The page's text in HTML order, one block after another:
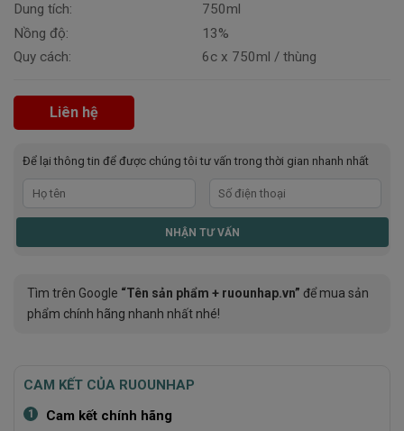
Dung tích:
Nồng độ:
Quy cách:
750ml
13%
6c x 750ml / thùng
Liên hệ
Để lại thông tin để được chúng tôi tư vấn trong thời gian nhanh nhất
Tìm trên Google “Tên sản phẩm + ruounhap.vn” để mua sản
phẩm chính hãng nhanh nhất nhé!
CAM KẾT CỦA RUOUNHAP
1 Cam kết chính hãng